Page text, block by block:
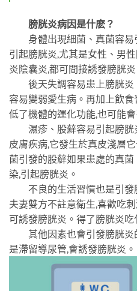
膀胱炎病因是什麽？
身體出現細菌、真菌容易
引起膀胱炎,尤其是女性、男
炎陰囊炎,都可間接誘發膀胱炎
後天失調容易患上膀胱炎
容易變弱愛生病。再加上飲
低了機體的運化功能,也可能
濕疹、股蘚容易引起膀胱
皮膚疾病,它發生於真皮淺層
菌引發的股蘚如果患處的真
染,引起膀胱炎。
不良的生活習慣也是引發
夫妻雙方不註意衛生,喜歡吃
可誘發膀胱炎。得了膀胱炎吃
其他因素也會引發膀胱炎
是滯留導尿管,會誘發膀胱炎。